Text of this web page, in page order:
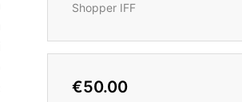
Shopper IFF
€50.00